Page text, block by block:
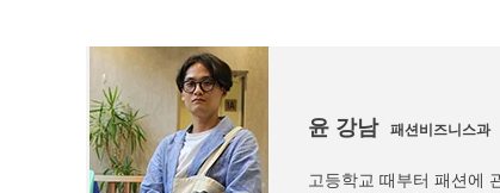
윤 강남 패션비즈니스과
고등학교 때부터 패션에